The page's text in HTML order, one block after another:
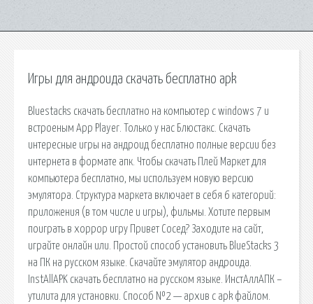
Игры для андроида скачать бесплатно apk
Bluestacks скачать бесплатно на компьютер с windows 7 и
встроеным App Player. Только у нас Блюстакс. Скачать
интересные игры на андроид бесплатно полные версии без
интернета в формате апк. Чтобы скачать Плей Маркет для
компьютера бесплатно, мы используем новую версию
эмулятора. Структура маркета включает в себя 6 категорий:
приложения (в том числе и игры), фильмы. Хотите первым
поиграть в хоррор игру Привет Сосед? Заходите на сайт,
играйте онлайн или. Простой способ установить BlueStacks 3
на ПК на русском языке. Скачайте эмулятор андроида.
InstAllAPK скачать бесплатно на русском языке. ИнстАллАПК –
утилита для установки. Способ №2 — архив с apk файлом.